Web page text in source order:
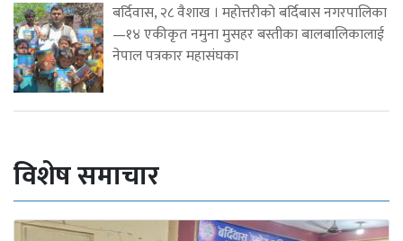
बर्दिवास, २८ वैशाख । महोत्तरीको बर्दिबास नगरपालिका
—१४ एकीकृत नमुना मुसहर बस्तीका बालबालिकालाई
नेपाल पत्रकार महासंघका
विशेष समाचार